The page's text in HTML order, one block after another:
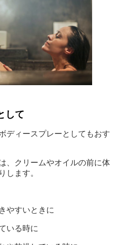
して
ディースプレーとしてもおす
、クリームやオイルの前に体
します。
やすいときに
いる時に